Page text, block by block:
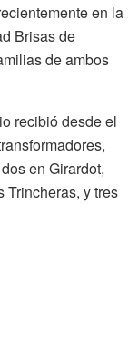
en la
Brisas de
de ambos
recibió desde el
en Girardot,
Trincheras, y tres